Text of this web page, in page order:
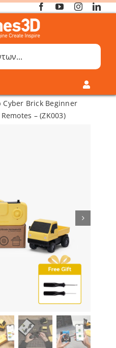
Printing
Toggle
Cyber Brick Beginner
– (ZK003)